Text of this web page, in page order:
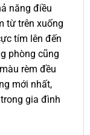
năng điều
từ trên xuống
tím lên đến
phòng cũng
rèm đều
mới nhất,
gia đình